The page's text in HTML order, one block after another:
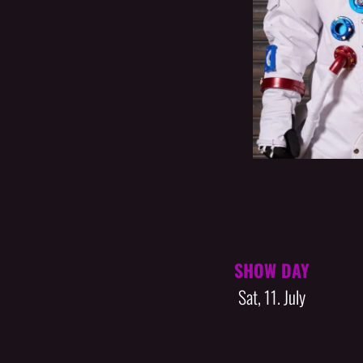
SHOW DAY
Sat, 11. July